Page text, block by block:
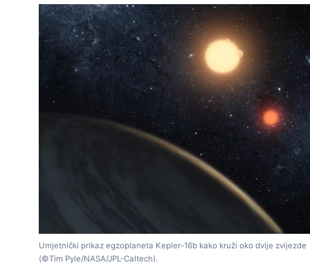
Umjetnički prikaz egzoplaneta Kepler-16b kako kruži oko dvije zvijezde
(©Tim Pyle/NASA/JPL-Caltech).